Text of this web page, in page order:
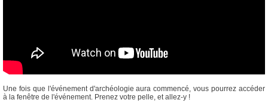
Une fois que l'événement d'archéologie aura commencé, vous pourrez accéder
à la fenêtre de l'événement. Prenez votre pelle, et allez-y !